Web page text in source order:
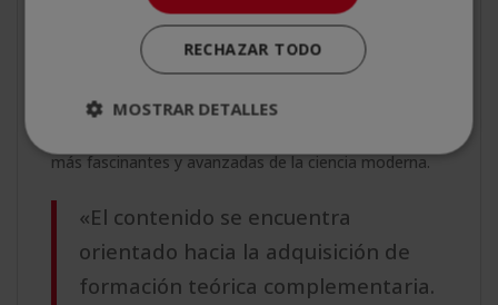
descargar aquí el plan de estudiosde la
Maestría Internacional en Astrofísica y
Formación Planetaria
más fascinantes y avanzadas de la ciencia moderna.
«El contenido se encuentra
orientado hacia la adquisición de
formación teórica complementaria.
RECHAZAR TODO
MOSTRAR DETALLES